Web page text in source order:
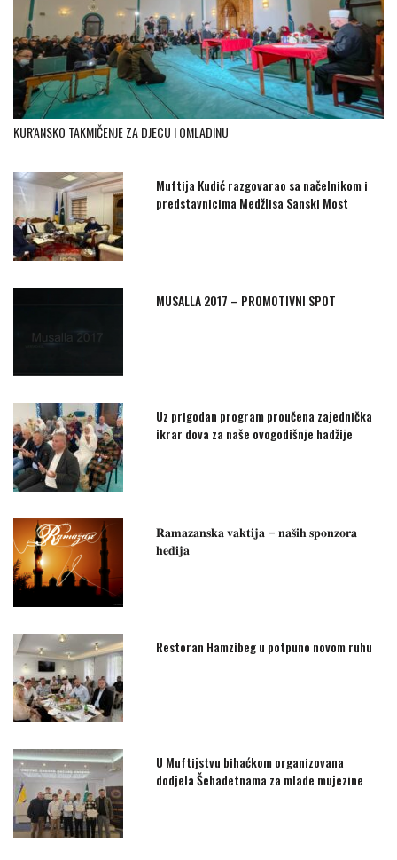
KUR'ANSKO TAKMIČENJE ZA DJECU I OMLADINU
Muftija Kudić razgovarao sa načelnikom i
predstavnicima Medžlisa Sanski Most
MUSALLA 2017 – PROMOTIVNI SPOT
Uz prigodan program proučena zajednička
ikrar dova za naše ovogodišnje hadžije
𝐑𝐚𝐦𝐚𝐳𝐚𝐧𝐬𝐤𝐚 𝐯𝐚𝐤𝐭𝐢𝐣𝐚 – 𝐧𝐚𝐬̌𝐢𝐡 𝐬𝐩𝐨𝐧𝐳𝐨𝐫𝐚
𝐡𝐞𝐝𝐢𝐣𝐚
Restoran Hamzibeg u potpuno novom ruhu
U Muftijstvu bihaćkom organizovana
dodjela Šehadetnama za mlade mujezine